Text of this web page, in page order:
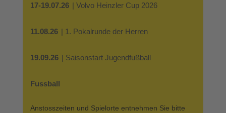
17-19.07.26 | Volvo Heinzler Cup 2026
11.08.26 | 1. Pokalrunde der Herren
19.09.26 | Saisonstart Jugendfußball
Fussball
Anstosszeiten und Spielorte entnehmen Sie bitte